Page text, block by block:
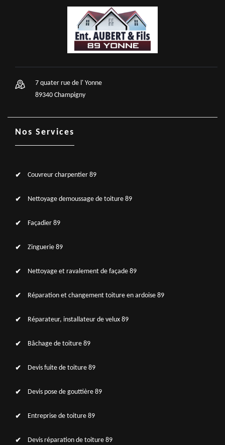
7 quater rue de l' Yonne
89340 Champigny
Nos Services
Couvreur charpentier 89
Nettoyage demoussage de toiture 89
Façadier 89
Zinguerie 89
Nettoyage et ravalement de façade 89
Réparation et changement toiture en ardoise 89
Réparateur, installateur de velux 89
Bâchage de toiture 89
Devis fuite de toiture 89
Devis pose de gouttière 89
Entreprise de toiture 89
Devis réparation de toiture 89